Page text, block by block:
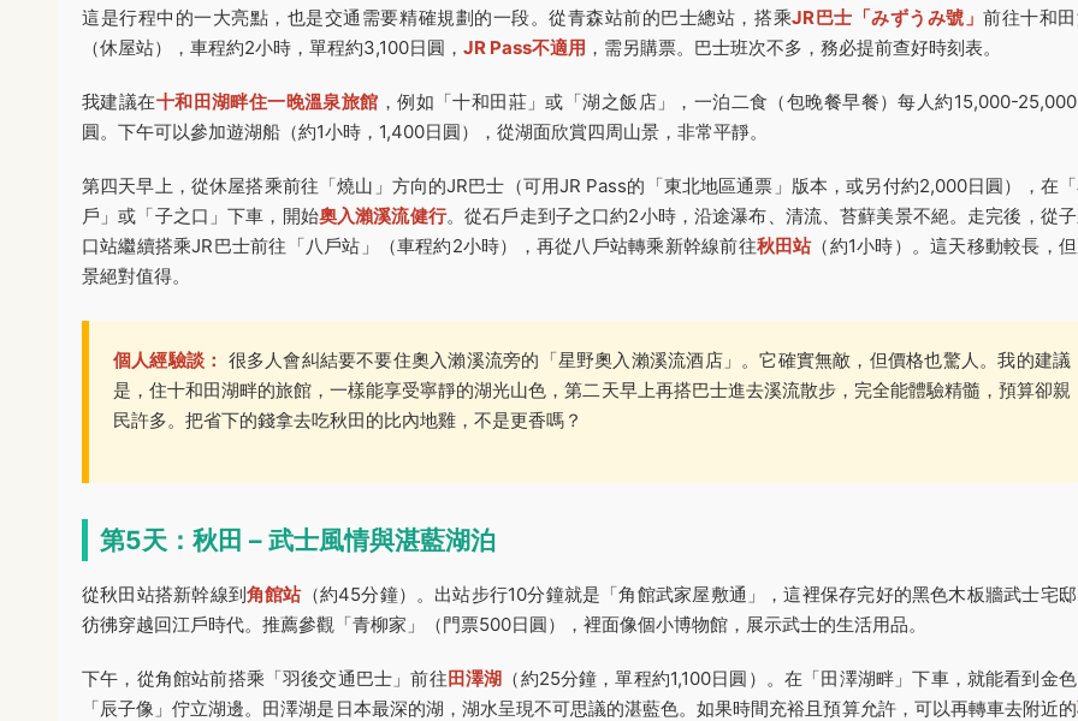
這是行程中的一大亮點，也是交通需要精確規劃的一段。從青森站前的巴士總站，搭乘JR巴士「みずうみ號」前往十和
（休屋站），車程約2小時，單程約3,100日圓， JR Pass不適用 ，需另購票。巴士班次不多，務必提前查好時刻表。
我建議在十和田湖畔住一晚溫泉旅館 ，例如「十和田莊」或「湖之飯店」，一泊二食（包晚餐早餐）每人約15,000-
圓。下午可以參加遊湖船（約1小時，1,400日圓），從湖面欣賞四周山景，非常平靜。
第四天早上，從休屋搭乘前往「燒山」方向的JR巴士（可用JR Pass的「東北地區通票」版本，或另付約2,000日圓），在
戶」或「子之口」下車，開始奧入瀨溪流健行。從石戶走到子之口約2小時，沿途瀑布、清流、苔蘚美景不絕。走完後，從
口站繼續搭乘JR巴士前往「八戶站」（車程約2小時），再從八戶站轉乘新幹線前往秋田站（約1小時）。這天移動較長，
景絕對值得。
個人經驗談： 很多人會糾結要不要住奧入瀨溪流旁的「星野奧入瀨溪流酒店」。它確實無敵，但價格也驚人。我的建議
是，住十和田湖畔的旅館，一樣能享受寧靜的湖光山色，第二天早上再搭巴士進去溪流散步，完全能體驗精髓，預算卻親
民許多。把省下的錢拿去吃秋田的比內地雞，不是更香嗎？
第5天：秋田 – 武士風情與湛藍湖泊
從秋田站搭新幹線到角館站（約45分鐘）。出站步行10分鐘就是「角館武家屋敷通」，這裡保存完好的黑色木板牆武士宅
彷彿穿越回江戶時代。推薦參觀「青柳家」（門票500日圓），裡面像個小博物館，展示武士的生活用品。
下午，從角館站前搭乘「羽後交通巴士」前往田澤湖 （約25分鐘，單程約1,100日圓）。在「田澤湖畔」下車，就能看到金
「辰子像」佇立湖邊。田澤湖是日本最深的湖，湖水呈現不可思議的湛藍色。如果時間充裕且預算允許，可以再轉車去附近的